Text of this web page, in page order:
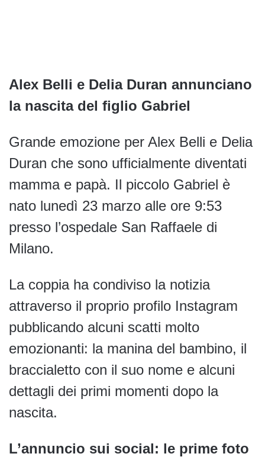
Alex Belli e Delia Duran annunciano
la nascita del figlio Gabriel
Grande emozione per Alex Belli e Delia
Duran che sono ufficialmente diventati
mamma e papà. Il piccolo Gabriel è
nato lunedì 23 marzo alle ore 9:53
presso l’ospedale San Raffaele di
Milano.
La coppia ha condiviso la notizia
attraverso il proprio profilo Instagram
pubblicando alcuni scatti molto
emozionanti: la manina del bambino, il
braccialetto con il suo nome e alcuni
dettagli dei primi momenti dopo la
nascita.
L’annuncio sui social: le prime foto